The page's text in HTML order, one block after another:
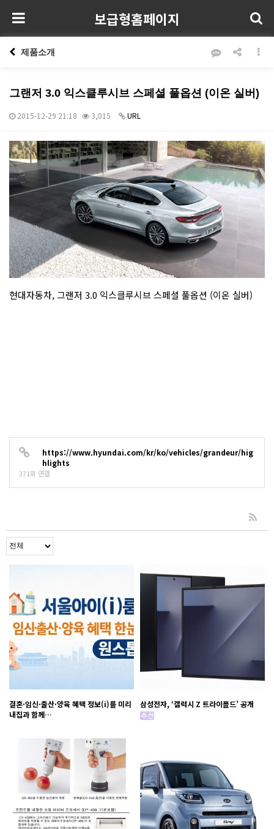
보급형홈페이지
제품소개
그랜저 3.0 익스클루시브 스페셜 풀옵션 (이온 실버)
2015-12-29 21:18 3,015 URL
본문
현대자동차, 그랜저 3.0 익스클루시브 스페셜 풀옵션 (이온 실버)
https://www.hyundai.com/kr/ko/vehicles/grandeur/hig
hlights
371회 연결
결혼·임신·출산·양육 혜택 정보(i)를 미리
내집과 함께…
삼성전자, ‘갤럭시 Z 트라이폴드’ 공개